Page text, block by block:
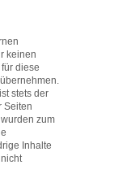
keinen
diese
stets der
Seiten
zum
Inhalte